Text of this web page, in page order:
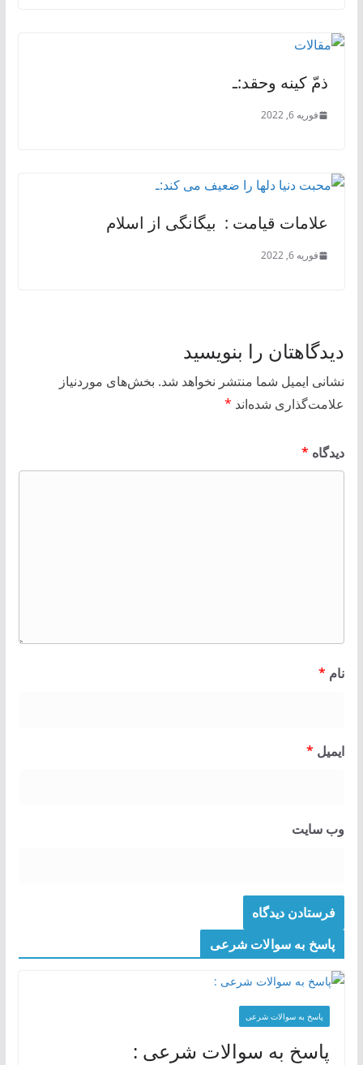
ذمّ کینه وحقد:ـ
فوریه 6, 2022
علامات قیامت : بیگانگی از اسلام
فوریه 6, 2022
دیدگاهتان را بنویسید
نشانی ایمیل شما منتشر نخواهد شد. بخش‌های موردنیاز
علامت‌گذاری شده‌اند *
دیدگاه *
نام *
ایمیل *
وب‌ سایت
پاسخ به سوالات شرعی
پاسخ به سوالات شرعی
پاسخ به سوالات شرعی :